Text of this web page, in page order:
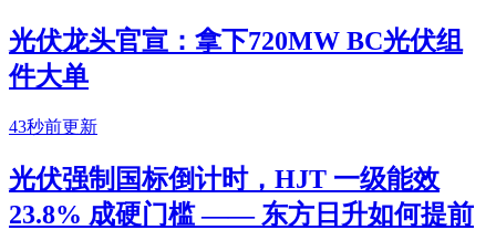
光伏龙头官宣：拿下720MW BC光伏组
件大单
43秒前更新
光伏强制国标倒计时，HJT 一级能效
23.8% 成硬门槛 —— 东方日升如何提前